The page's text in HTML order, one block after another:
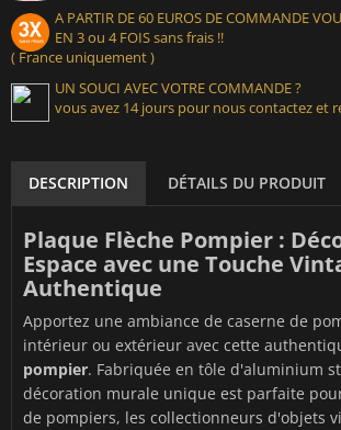
A PARTIR DE 60 EUROS DE COMMANDE
EN 3 ou 4 FOIS sans frais !!
( France uniquement )
UN SOUCI AVEC VOTRE COMMANDE ?
vous avez 14 jours pour nous contactez et
DESCRIPTION DÉTAILS DU PRODUIT
Plaque Flèche Pompier :
Espace avec une Touche
Authentique
Apportez une ambiance de caserne de
intérieur ou extérieur avec cette
pompier. Fabriquée en tôle d'aluminium
décoration murale unique est parfaite
de pompiers, les collectionneurs d'objets